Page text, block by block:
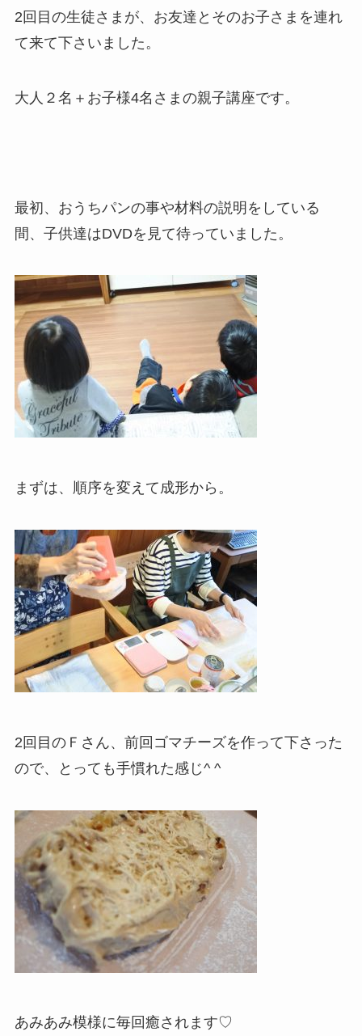
2回目の生徒さまが、お友達とそのお子さまを連れ
て来て下さいました。
大人２名＋お子様4名さまの親子講座です。
最初、おうちパンの事や材料の説明をしている
間、子供達はDVDを見て待っていました。
まずは、順序を変えて成形から。
2回目のＦさん、前回ゴマチーズを作って下さった
ので、とっても手慣れた感じ^ ^
あみあみ模様に毎回癒されます♡